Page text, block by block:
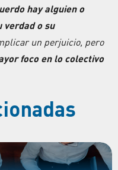
hay alguien o
verdad o su
un perjuicio, pero
foco en lo colectivo